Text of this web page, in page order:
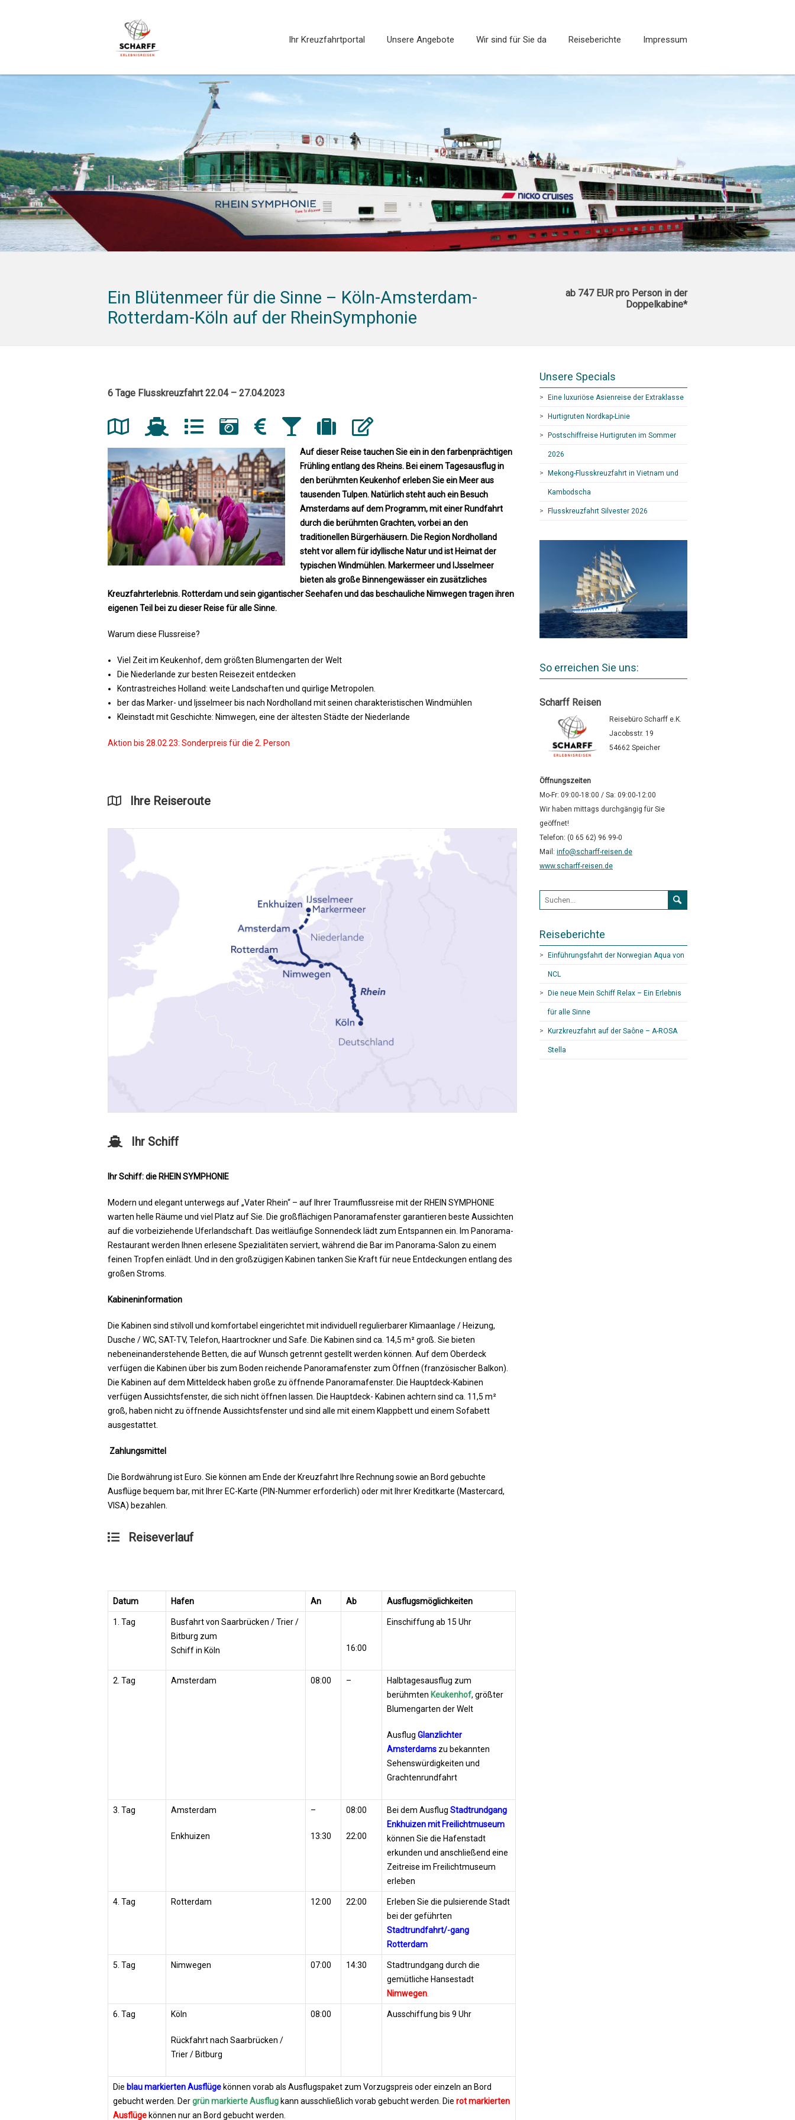
Ihr Kreuzfahrtportal Unsere Angebote Wir sind für Sie da Reiseberichte Impressum
Ein Blütenmeer für die Sinne – Köln-Amsterdam-
Rotterdam-Köln auf der RheinSymphonie
ab 747 EUR pro Person in der
Doppelkabine*
6 Tage Flusskreuzfahrt 22.04 – 27.04.2023
Auf dieser Reise tauchen Sie ein in den farbenprächtigen
Frühling entlang des Rheins. Bei einem Tagesausflug in
den berühmten Keukenhof erleben Sie ein Meer aus
tausenden Tulpen. Natürlich steht auch ein Besuch
Amsterdams auf dem Programm, mit einer Rundfahrt
durch die berühmten Grachten, vorbei an den
traditionellen Bürgerhäusern. Die Region Nordholland
steht vor allem für idyllische Natur und ist Heimat der
typischen Windmühlen. Markermeer und IJsselmeer
bieten als große Binnengewässer ein zusätzliches
Kreuzfahrterlebnis. Rotterdam und sein gigantischer Seehafen und das beschauliche Nimwegen tragen ihren
eigenen Teil bei zu dieser Reise für alle Sinne.
Warum diese Flussreise?
Viel Zeit im Keukenhof, dem größten Blumengarten der Welt
Die Niederlande zur besten Reisezeit entdecken
Kontrastreiches Holland: weite Landschaften und quirlige Metropolen.
ber das Marker- und Ijsselmeer bis nach Nordholland mit seinen charakteristischen Windmühlen
Kleinstadt mit Geschichte: Nimwegen, eine der ältesten Städte der Niederlande
Aktion bis 28.02.23: Sonderpreis für die 2. Person
Ihre Reiseroute
Ihr Schiff
Ihr Schiff: die RHEIN SYMPHONIE
Modern und elegant unterwegs auf „Vater Rhein“ – auf Ihrer Traumflussreise mit der RHEIN SYMPHONIE
warten helle Räume und viel Platz auf Sie. Die großflächigen Panoramafenster garantieren beste Aussichten
auf die vorbeiziehende Uferlandschaft. Das weitläufige Sonnendeck lädt zum Entspannen ein. Im Panorama-
Restaurant werden Ihnen erlesene Spezialitäten serviert, während die Bar im Panorama-Salon zu einem
feinen Tropfen einlädt. Und in den großzügigen Kabinen tanken Sie Kraft für neue Entdeckungen entlang des
großen Stroms.
Kabineninformation
Die Kabinen sind stilvoll und komfortabel eingerichtet mit individuell regulierbarer Klimaanlage / Heizung,
Dusche / WC, SAT-TV, Telefon, Haartrockner und Safe. Die Kabinen sind ca. 14,5 m² groß. Sie bieten
nebeneinanderstehende Betten, die auf Wunsch getrennt gestellt werden können. Auf dem Oberdeck
verfügen die Kabinen über bis zum Boden reichende Panoramafenster zum Öffnen (französischer Balkon).
Die Kabinen auf dem Mitteldeck haben große zu öffnende Panoramafenster. Die Hauptdeck-Kabinen
verfügen Aussichtsfenster, die sich nicht öffnen lassen. Die Hauptdeck- Kabinen achtern sind ca. 11,5 m²
groß, haben nicht zu öffnende Aussichtsfenster und sind alle mit einem Klappbett und einem Sofabett
ausgestattet.
Zahlungsmittel
Die Bordwährung ist Euro. Sie können am Ende der Kreuzfahrt Ihre Rechnung sowie an Bord gebuchte
Ausflüge bequem bar, mit Ihrer EC-Karte (PIN-Nummer erforderlich) oder mit Ihrer Kreditkarte (Mastercard,
VISA) bezahlen.
Reiseverlauf
Datum Hafen An Ab Ausflugsmöglichkeiten
1. Tag
Busfahrt von Saarbrücken / Trier /
Bitburg zum
Schiff in Köln
16:00
Einschiffung ab 15 Uhr
2. Tag Amsterdam 08:00 –
Halbtagesausflug zum
berühmten Keukenhof, größter
Blumengarten der Welt
Ausflug Glanzlichter
Amsterdams zu bekannten
Sehenswürdigkeiten und
Grachtenrundfahrt
3. Tag Amsterdam
Enkhuizen
–
13:30
08:00
22:00
Bei dem Ausflug Stadtrundgang
Enkhuizen mit Freilichtmuseum
können Sie die Hafenstadt
erkunden und anschließend eine
Zeitreise im Freilichtmuseum
erleben
4. Tag Rotterdam 12:00 22:00
Erleben Sie die pulsierende Stadt
bei der geführten
Stadtrundfahrt/-gang
Rotterdam
5. Tag Nimwegen 07:00 14:30
Stadtrundgang durch die
gemütliche Hansestadt
Nimwegen
6. Tag Köln
Rückfahrt nach Saarbrücken /
Trier / Bitburg
08:00 Ausschiffung bis 9 Uhr
Die blau markierten Ausflüge können vorab als Ausflugspaket zum Vorzugspreis oder einzeln an Bord
gebucht werden. Dergrün markierte Ausflug kann ausschließlich vorab gebucht werden. Die rot markierten
Ausflüge können nur an Bord gebucht werden.
Unsere Specials
Eine luxuriöse Asienreise der Extraklasse
Hurtigruten Nordkap-Linie
Postschiffreise Hurtigruten im Sommer
2026
Mekong-Flusskreuzfahrt in Vietnam und
Kambodscha
Flusskreuzfahrt Silvester 2026
So erreichen Sie uns:
Scharff Reisen
Reisebüro Scharff e.K.
Jacobsstr. 19
54662 Speicher
Öffnungszeiten
Mo-Fr: 09:00-18:00 / Sa: 09:00-12:00
Wir haben mittags durchgängig für Sie
geöffnet!
Telefon: (0 65 62) 96 99-0
Mail: info@scharff-reisen.de
www.scharff-reisen.de
Suchformular
Reiseberichte
Einführungsfahrt der Norwegian Aqua von
NCL
Die neue Mein Schiff Relax – Ein Erlebnis
für alle Sinne
Kurzkreuzfahrt auf der Saône – A-ROSA
Stella